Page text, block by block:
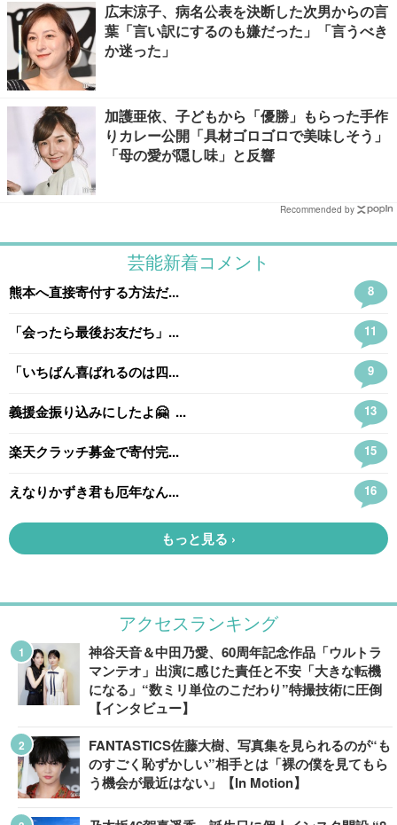
広末涼子、病名公表を決断した次男からの言
葉「言い訳にするのも嫌だった」「言うべき
か迷った」
加護亜依、子どもから「優勝」もらった手作
りカレー公開「具材ゴロゴロで美味しそう」
「母の愛が隠し味」と反響
Recommended by
アクセスランキング
神谷天音＆中田乃愛、60周年記念作品「ウルトラ
マンテオ」出演に感じた責任と不安「大きな転機
になる」“数ミリ単位のこだわり”特撮技術に圧倒
【インタビュー】
FANTASTICS佐藤大樹、写真集を見られるのが“も
のすごく恥ずかしい”相手とは「裸の僕を見てもら
う機会が最近はない」【In Motion】